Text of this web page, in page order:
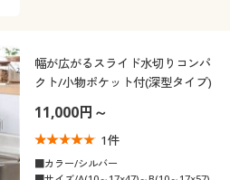
幅が広がるスライド水切りコンパ
クト/小物ポケット付(深型タイプ)
11,000円～
1件
■カラー/シルバー